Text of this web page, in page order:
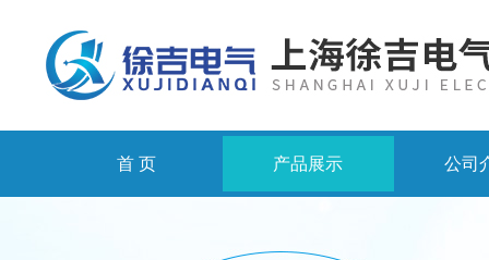
首 页 产品展示 公司